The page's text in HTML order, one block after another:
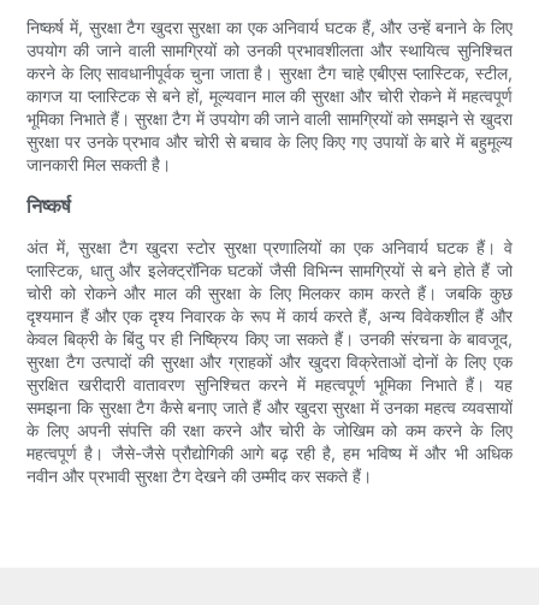
निष्कर्ष में, सुरक्षा टैग खुदरा सुरक्षा का एक अनिवार्य घटक हैं, और उन्हें बनाने के लिए
उपयोग की जाने वाली सामग्रियों को उनकी प्रभावशीलता और स्थायित्व सुनिश्चित
करने के लिए सावधानीपूर्वक चुना जाता है। सुरक्षा टैग चाहे एबीएस प्लास्टिक, स्टील,
कागज या प्लास्टिक से बने हों, मूल्यवान माल की सुरक्षा और चोरी रोकने में महत्वपूर्ण
भूमिका निभाते हैं। सुरक्षा टैग में उपयोग की जाने वाली सामग्रियों को समझने से खुदरा
सुरक्षा पर उनके प्रभाव और चोरी से बचाव के लिए किए गए उपायों के बारे में बहुमूल्य
जानकारी मिल सकती है।
निष्कर्ष
अंत में, सुरक्षा टैग खुदरा स्टोर सुरक्षा प्रणालियों का एक अनिवार्य घटक हैं। वे
प्लास्टिक, धातु और इलेक्ट्रॉनिक घटकों जैसी विभिन्न सामग्रियों से बने होते हैं जो
चोरी को रोकने और माल की सुरक्षा के लिए मिलकर काम करते हैं। जबकि कुछ
दृश्यमान हैं और एक दृश्य निवारक के रूप में कार्य करते हैं, अन्य विवेकशील हैं और
केवल बिक्री के बिंदु पर ही निष्क्रिय किए जा सकते हैं। उनकी संरचना के बावजूद,
सुरक्षा टैग उत्पादों की सुरक्षा और ग्राहकों और खुदरा विक्रेताओं दोनों के लिए एक
सुरक्षित खरीदारी वातावरण सुनिश्चित करने में महत्वपूर्ण भूमिका निभाते हैं। यह
समझना कि सुरक्षा टैग कैसे बनाए जाते हैं और खुदरा सुरक्षा में उनका महत्व व्यवसायों
के लिए अपनी संपत्ति की रक्षा करने और चोरी के जोखिम को कम करने के लिए
महत्वपूर्ण है। जैसे-जैसे प्रौद्योगिकी आगे बढ़ रही है, हम भविष्य में और भी अधिक
नवीन और प्रभावी सुरक्षा टैग देखने की उम्मीद कर सकते हैं।